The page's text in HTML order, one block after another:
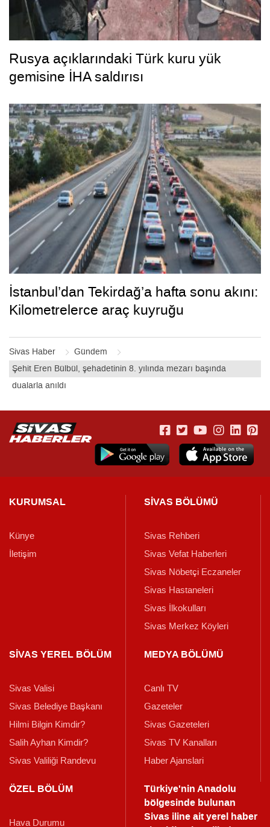
Sivas Haber
Gündem
Şehit Eren Bülbül, şehadetinin 8. yılında mezarı başında
dualarla anıldı
Rusya açıklarındaki Türk kuru yük
gemisine İHA saldırısı
İstanbul’dan Tekirdağ’a hafta sonu akını:
Kilometrelerce araç kuyruğu
KURUMSAL
Künye
İletişim
SİVAS BÖLÜMÜ
Sivas Rehberi
Sivas Vefat Haberleri
Sivas Nöbetçi Eczaneler
Sivas Hastaneleri
Sivas İlkokulları
Sivas Merkez Köyleri
SİVAS YEREL BÖLÜM
Sivas Valisi
Sivas Belediye Başkanı
Hilmi Bilgin Kimdir?
Salih Ayhan Kimdir?
Sivas Valiliği Randevu
MEDYA BÖLÜMÜ
Canlı TV
Gazeteler
Sivas Gazeteleri
Sivas TV Kanalları
Haber Ajanslari
ÖZEL BÖLÜM
Hava Durumu
Türkiye'nin Anadolu
bölgesinde bulunan
Sivas iline ait yerel haber